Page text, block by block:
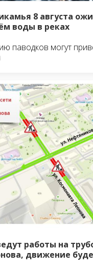
8 августа
воды в реках
паводков могут
работы на
движение